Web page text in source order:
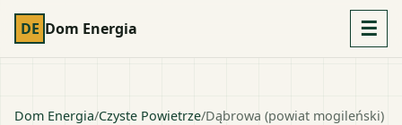
DE Dom Energia ☰
Dom Energia/Czyste Powietrze/Dąbrowa (powiat mogileński)